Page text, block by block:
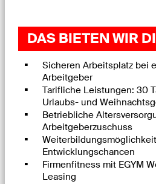
DAS BIETEN WIR
Sicheren Arbeitsplatz bei
Arbeitgeber
Tarifliche Leistungen: 30
Urlaubs- und
Betriebliche
Arbeitgeberzuschuss
Entwicklungschancen
Firmenfitness mit EGYM
Leasing